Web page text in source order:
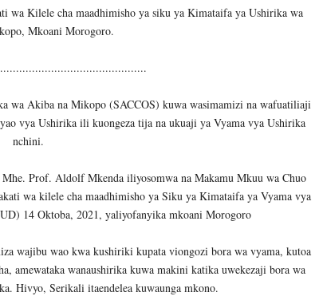
wa Kilele cha maadhimisho ya siku ya Kimataifa ya Ushirika wa
Mkoani Morogoro.
wa Akiba na Mikopo (SACCOS) kuwa wasimamizi na wafuatiliaji
vya Ushirika ili kuongeza tija na ukuaji ya Vyama vya Ushirika
nchini.
Prof. Aldolf Mkenda iliyosomwa na Makamu Mkuu wa Chuo
wa kilele cha maadhimisho ya Siku ya Kimataifa ya Vyama vya
14 Oktoba, 2021, yaliyofanyika mkoani Morogoro
wajibu wao kwa kushiriki kupata viongozi bora wa vyama, kutoa
amewataka wanaushirika kuwa makini katika uwekezaji bora wa
Hivyo, Serikali itaendelea kuwaunga mkono.